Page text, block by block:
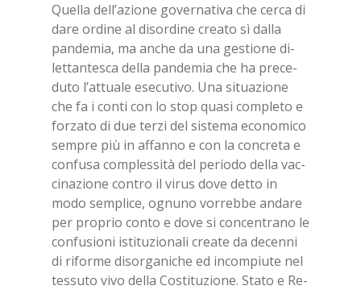
Quel­la del­l’a­zio­ne go­ver­na­ti­va che cer­ca di
dare or­di­ne al di­sor­di­ne crea­to sì dal­la
pan­de­mia, ma an­che da una ge­stio­ne di­
let­tan­te­sca del­la pan­de­mia che ha pre­ce­
du­to l’at­tua­le ese­cu­ti­vo. Una si­tua­zio­ne
che fa i con­ti con lo stop qua­si com­ple­to e
for­za­to di due ter­zi del si­ste­ma eco­no­mi­co
sem­pre più in af­fan­no e con la con­cre­ta e
con­fu­sa com­ples­si­tà del pe­rio­do del­la vac­
ci­na­zio­ne con­tro il vi­rus dove det­to in
modo sem­pli­ce, ognu­no vor­reb­be an­da­re
per pro­prio con­to e dove si con­cen­tra­no le
con­fu­sio­ni isti­tu­zio­na­li crea­te da de­cen­ni
di ri­for­me di­sor­ga­ni­che ed in­com­piu­te nel
tes­su­to vivo del­la Co­sti­tu­zio­ne. Sta­to e Re­